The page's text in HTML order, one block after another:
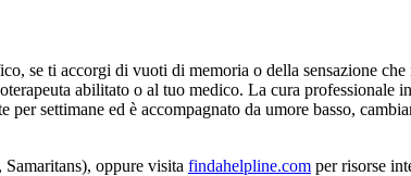
se ti accorgi di vuoti di memoria o della sensazione
abilitato o al tuo medico. La cura professionale
per settimane ed è accompagnato da umore basso,
oppure visita findahelpline.com per risorse